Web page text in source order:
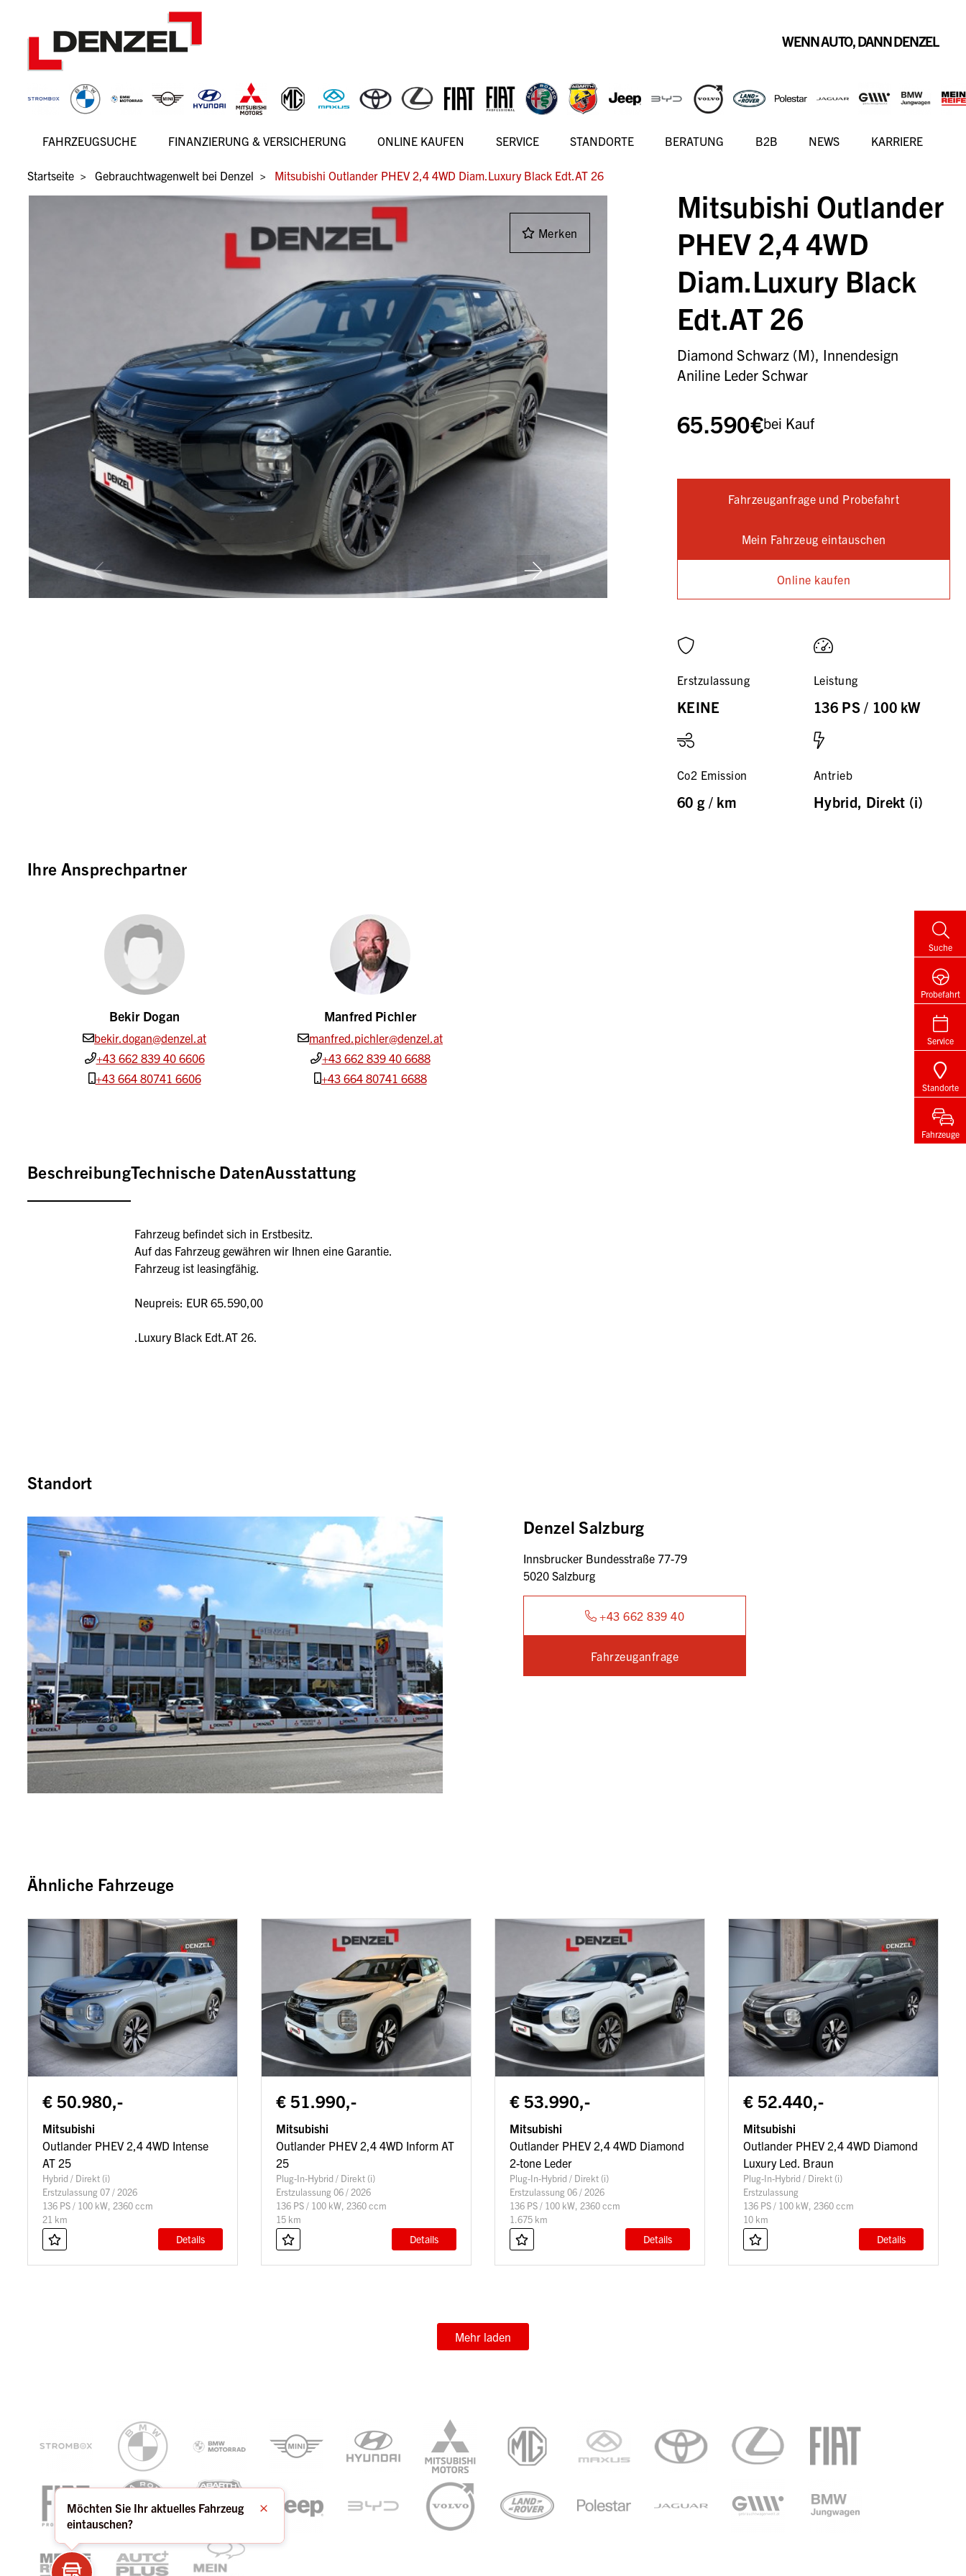
WENN AUTO, DANN DENZEL
Hauptnavigation
FAHRZEUGSUCHE FINANZIERUNG & VERSICHERUNG ONLINE KAUFEN SERVICE STANDORTE BERATUNG B2B NEWS
KARRIERE
Startseite
Gebrauchtwagenwelt bei Denzel Mitsubishi Outlander PHEV 2,4 4WD Diam.Luxury Black Edt.AT 26
Mitsubishi Outlander
PHEV 2,4 4WD
Diam.Luxury Black
Edt.AT 26
Diamond Schwarz (M), Innendesign
Aniline Leder Schwar
65.590€bei Kauf
Fahrzeuganfrage und Probefahrt
Mein Fahrzeug eintauschen
Online kaufen
Erstzulassung
KEINE
Leistung
136 PS / 100 kW
Co2 Emission
60 g / km
Antrieb
Hybrid, Direkt (i)
Ihre Ansprechpartner
Bekir Dogan
bekir.dogan@denzel.at
+43 662 839 40 6606
+43 664 80741 6606
Manfred Pichler
manfred.pichler@denzel.at
+43 662 839 40 6688
+43 664 80741 6688
BeschreibungTechnische DatenAusstattung
Fahrzeug befindet sich in Erstbesitz.
Auf das Fahrzeug gewähren wir Ihnen eine Garantie.
Fahrzeug ist leasingfähig.
Neupreis: EUR 65.590,00
.Luxury Black Edt.AT 26.
Standort
Denzel Salzburg
Innsbrucker Bundesstraße 77-79
5020 Salzburg
+43 662 839 40
Fahrzeuganfrage
Ähnliche Fahrzeuge
€ 50.980,-
Mitsubishi
Outlander PHEV 2,4 4WD Intense
AT 25
Hybrid / Direkt (i)
Erstzulassung 07 / 2026
136 PS / 100 kW, 2360 ccm
21 km
Details
€ 51.990,-
Mitsubishi
Outlander PHEV 2,4 4WD Inform AT
25
Plug-In-Hybrid / Direkt (i)
Erstzulassung 06 / 2026
136 PS / 100 kW, 2360 ccm
15 km
Details
€ 53.990,-
Mitsubishi
Outlander PHEV 2,4 4WD Diamond
2-tone Leder
Plug-In-Hybrid / Direkt (i)
Erstzulassung 06 / 2026
136 PS / 100 kW, 2360 ccm
1.675 km
Details
€ 52.440,-
Mitsubishi
Outlander PHEV 2,4 4WD Diamond
Luxury Led. Braun
Plug-In-Hybrid / Direkt (i)
Erstzulassung
136 PS / 100 kW, 2360 ccm
10 km
Details
Mehr laden
Suche
Probefahrt
Service
Standorte
Fahrzeuge
Möchten Sie Ihr aktuelles Fahrzeug
eintauschen?
Schließen